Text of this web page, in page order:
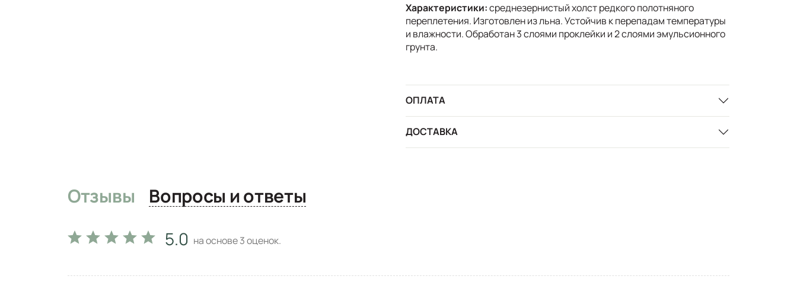
Характеристики:среднезернистый холст редкого полотняного
переплетения. Изготовлен из льна. Устойчив к перепадам температуры
и влажности. Обработан 3 слоями проклейки и 2 слоями эмульсионного
грунта.
ОПЛАТА
ДОСТАВКА
Отзывы Вопросы и ответы
5.0 на основе3оценок.